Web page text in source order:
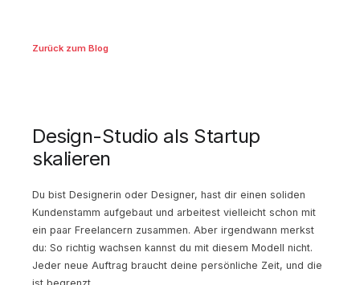
Zurück zum Blog
Design-Studio als Startup
skalieren
Du bist Designerin oder Designer, hast dir einen soliden
Kundenstamm aufgebaut und arbeitest vielleicht schon mit
ein paar Freelancern zusammen. Aber irgendwann merkst
du: So richtig wachsen kannst du mit diesem Modell nicht.
Jeder neue Auftrag braucht deine persönliche Zeit, und die